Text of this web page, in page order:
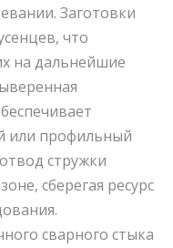
Заготовки
что
на дальнейшие
или профильный
стружки
сберегая ресурс
сварного стыка